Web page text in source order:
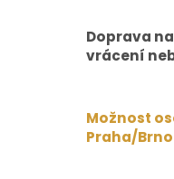
Doprava
vrácení
Možnost
Praha/